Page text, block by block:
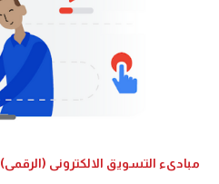
مبادىء التسويق الالكترونى (الرقمى)